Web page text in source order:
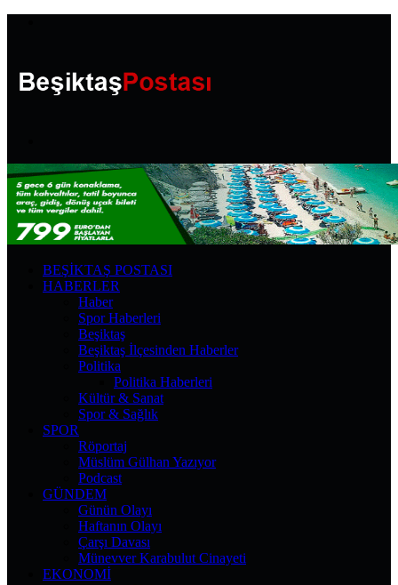
...
BEŞIKTAŞ POSTASI
HABERLER
Haber
Spor Haberleri
Beşiktaş
Beşiktaş İlçesinden Haberler
Politika
Politika Haberleri
Kültür & Sanat
Spor & Sağlık
SPOR
Röportaj
Müslüm Gülhan Yazıyor
Podcast
GÜNDEM
Günün Olayı
Haftanın Olayı
Çarşı Davası
Münevver Karabulut Cinayeti
EKONOMI